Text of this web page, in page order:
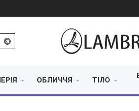
ОБЛИЧЧЯ ТІЛО